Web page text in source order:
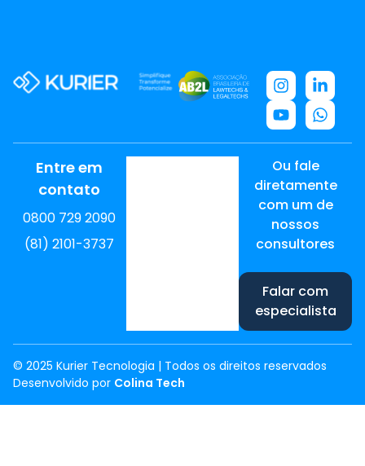
Entre em
contato
0800 729 2090
(81) 2101-3737
Ou fale
diretamente
com um de
nossos
consultores
Falar com
especialista
© 2025 Kurier Tecnologia | Todos os direitos reservados
Desenvolvido por Colina Tech